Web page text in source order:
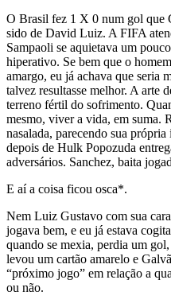
O Brasil fez 1 X 0 num gol que
sido de David Luiz. A FIFA
Sampaoli se aquietava um
hiperativo. Se bem que o
amargo, eu já achava que seria
talvez resultasse melhor. A arte
terreno fértil do sofrimento.
mesmo, viver a vida, em suma.
nasalada, parecendo sua
depois de Hulk Popozuda
adversários. Sanchez, baita
E aí a coisa ficou osca*.
Nem Luiz Gustavo com sua
jogava bem, e eu já estava
quando se mexia, perdia um
levou um cartão amarelo e
“próximo jogo” em relação a
ou não.